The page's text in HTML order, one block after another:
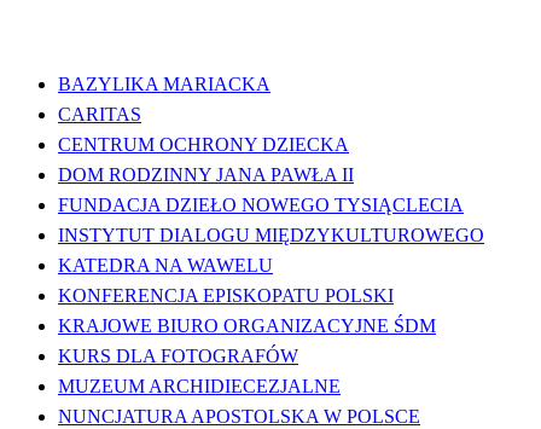
BAZYLIKA MARIACKA
CARITAS
CENTRUM OCHRONY DZIECKA
DOM RODZINNY JANA PAWŁA II
FUNDACJA DZIEŁO NOWEGO TYSIĄCLECIA
INSTYTUT DIALOGU MIĘDZYKULTUROWEGO
KATEDRA NA WAWELU
KONFERENCJA EPISKOPATU POLSKI
KRAJOWE BIURO ORGANIZACYJNE ŚDM
KURS DLA FOTOGRAFÓW
MUZEUM ARCHIDIECEZJALNE
NUNCJATURA APOSTOLSKA W POLSCE